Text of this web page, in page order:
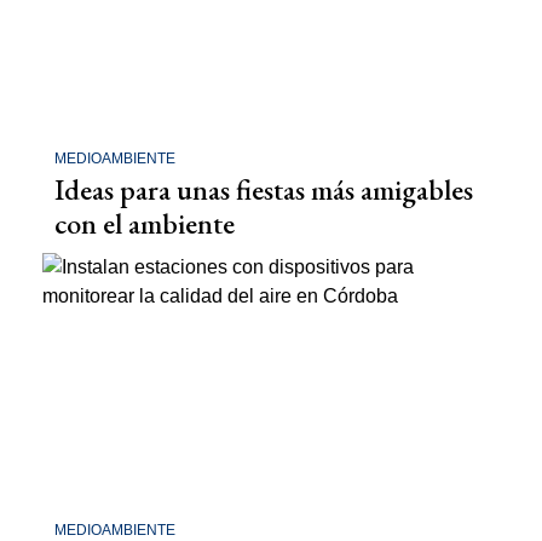
MEDIOAMBIENTE
Ideas para unas fiestas más amigables
con el ambiente
MEDIOAMBIENTE